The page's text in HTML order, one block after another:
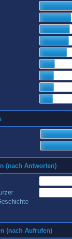
(nach Antworten)
(nach Aufrufen)